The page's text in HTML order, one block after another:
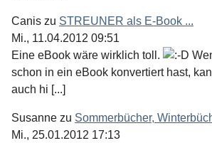
Canis zu STREUNER als E-Book ...
Mi., 11.04.2012 09:51
Eine eBook wäre wirklich toll.
schon in ein eBook konvertiert hast,
auch hi [...]
Susanne zu Sommerbücher,
Mi., 25.01.2012 17:13